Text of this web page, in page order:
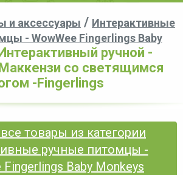
и аксессуары / Интерактивные
- WowWee Fingerlings Baby
Интерактивный ручной -
со светящимся
-Fingerlings
товары из категории
ручные питомцы -
Fingerlings Baby Monkeys